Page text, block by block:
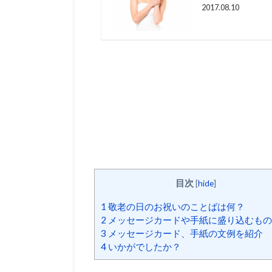
2017.08.10
目次 [hide]
1 敬老の日のお祝いのことばは何？
2 メッセージカードや手紙に盛り込むも
3 メッセージカード、手紙の文例を紹介
4 いかがでしたか？